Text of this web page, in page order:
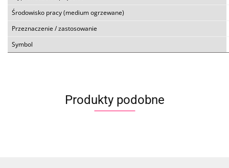
Środowisko pracy (medium ogrzewane)
Przeznaczenie / zastosowanie
Symbol
Produkty podobne